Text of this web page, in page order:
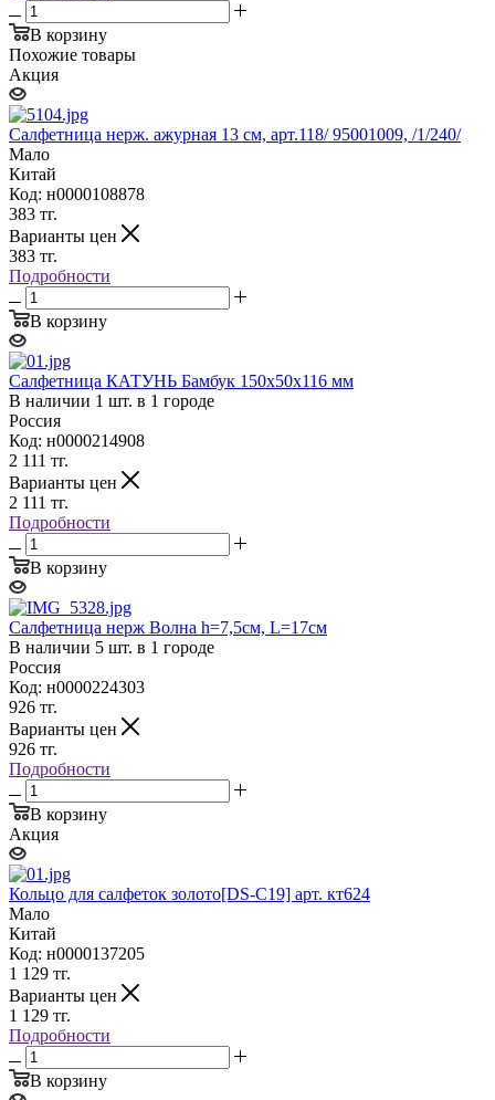
В корзину
Похожие товары
Акция
Салфетница нерж. ажурная 13 см, арт.118/ 95001009, /1/240/
Мало
Китай
Код: н0000108878
383 тг.
Варианты цен
383 тг.
Подробности
В корзину
Салфетница КАТУНЬ Бамбук 150х50х116 мм
В наличии 1 шт. в 1 городе
Россия
Код: н0000214908
2 111 тг.
Варианты цен
2 111 тг.
Подробности
В корзину
Салфетница нерж Волна h=7,5см, L=17см
В наличии 5 шт. в 1 городе
Россия
Код: н0000224303
926 тг.
Варианты цен
926 тг.
Подробности
В корзину
Акция
Кольцо для салфеток золото[DS-С19] арт. кт624
Мало
Китай
Код: н0000137205
1 129 тг.
Варианты цен
1 129 тг.
Подробности
В корзину